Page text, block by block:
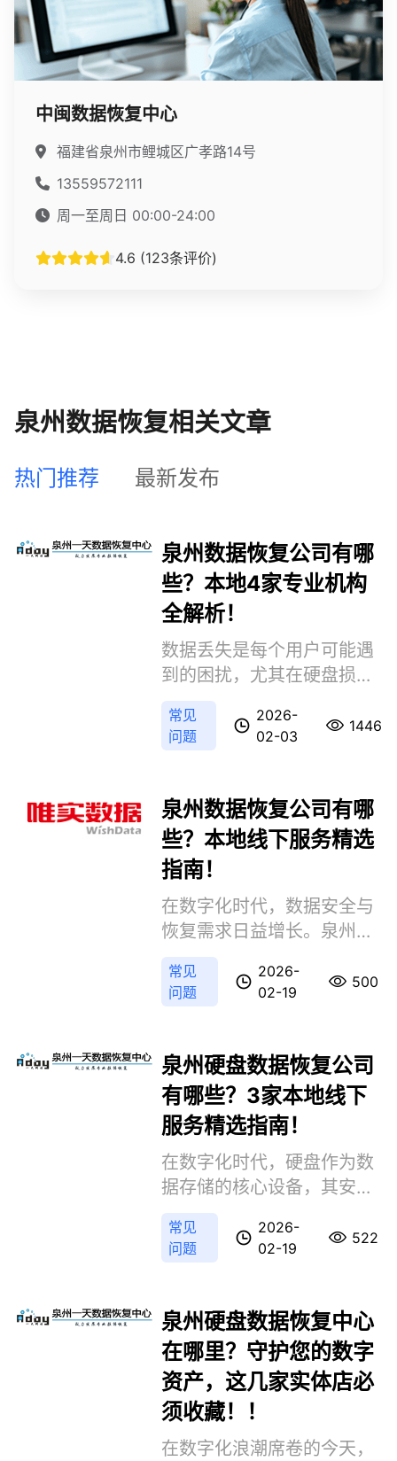
中闽数据恢复中心
福建省泉州市鲤城区广孝路14号
13559572111
周一至周日 00:00-24:00
4.6 (123条评价)
泉州数据恢复相关文章
热门推荐 最新发布
泉州数据恢复公司有哪
些？本地4家专业机构
全解析！
数据丢失是每个用户可能遇
到的困扰，尤其在硬盘损
坏、误删文件或设备故障
时，专业数据恢复服务至关
重要。那么泉州数据恢复公
识库信息及本地搜索结果，
以下是泉州地区四家值得信
赖的数据恢复机构，涵盖技
术实力、服务范围及用户口
碑，助您快速找到可靠解决
方案。
常见
问题
2026-
02-03
1446
泉州数据恢复公司有哪
些？本地线下服务精选
指南！
在数字化时代，数据安全与
恢复需求日益增长。泉州作
为福建省经济重镇，拥有多
家专业数据恢复机构。那么
泉州数据恢复公司有哪些​
服务机构，均具备官网可
查、实体办公、技术实力强
等特点，供用户参考。
常见
问题
2026-
02-19
500
泉州硬盘数据恢复公司
有哪些？3家本地线下
服务精选指南！
在数字化时代，硬盘作为数
据存储的核心设备，其安全
性至关重要。然而，物理损
坏、逻辑故障或人为误操作
常导致数据丢失，专业数据
么泉州硬盘数据恢复公司有
哪些​呢？本文精选泉州本地
三家具备技术实力、实体办
公且官网可查的专业机构，
为用户提供可靠的数据恢复
解决方案
常见
问题
2026-
02-19
522
泉州硬盘数据恢复中心
在哪里？守护您的数字
资产，这几家实体店必
须收藏！！
在数字化浪潮席卷的今天，